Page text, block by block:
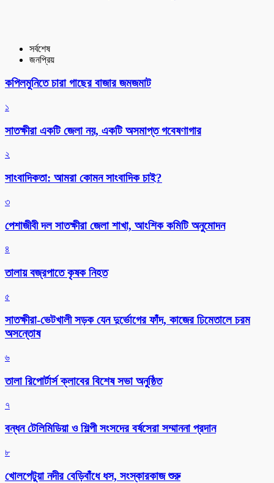
সর্বশেষ
জনপ্রিয়
কপিলমুনিতে চারা গাছের বাজার জমজমাট
১
সাতক্ষীরা একটি জেলা নয়, একটি অসমাপ্ত গবেষণাগার
২
সাংবাদিকতা: আমরা কোমন সাংবাদিক চাই?
৩
পেশাজীবী দল সাতক্ষীরা জেলা শাখা, আংশিক কমিটি অনুমোদন
৪
তালায় বজ্রপাতে কৃষক নিহত
৫
সাতক্ষীরা-ভেটখালী সড়ক যেন দুর্ভোগের ফাঁদ, কাজের ঢিমেতালে চরম
অসন্তোষ
৬
‎তালা রিপোর্টার্স ক্লাবের বিশেষ সভা অনুষ্ঠিত
৭
বন্ধন টেলিমিডিয়া ও শিল্পী সংসদের বর্ষসেরা সম্মাননা প্রদান
৮
খোলপেটুয়া নদীর বেড়িবাঁধে ধস, সংস্কারকাজ শুরু